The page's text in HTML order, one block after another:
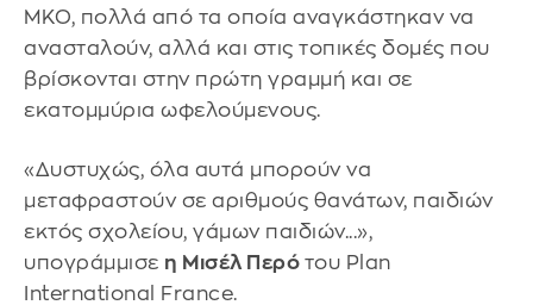
ΜΚΟ, πολλά από τα οποία αναγκάστηκαν να
ανασταλούν, αλλά και στις τοπικές δομές που
βρίσκονται στην πρώτη γραμμή και σε
εκατομμύρια ωφελούμενους.
«Δυστυχώς, όλα αυτά μπορούν να
μεταφραστούν σε αριθμούς θανάτων, παιδιών
εκτός σχολείου, γάμων παιδιών...»,
υπογράμμισε η Μισέλ Περό του Plan
International France.